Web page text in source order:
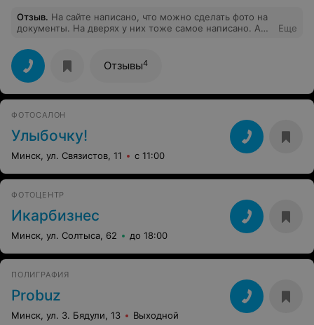
Отзыв. На сайте написано, что можно сделать фото на
документы. На дверях у них тоже самое написано. А
потраченное время!
Еще
Отзывы4
ФОТОСАЛОН
Улыбочку!
Минск, ул. Связистов, 11 с 11:00
ФОТОЦЕНТР
Икарбизнес
Минск, ул. Солтыса, 62 до 18:00
ПОЛИГРАФИЯ
Probuz
Минск, ул. З. Бядули, 13 Выходной